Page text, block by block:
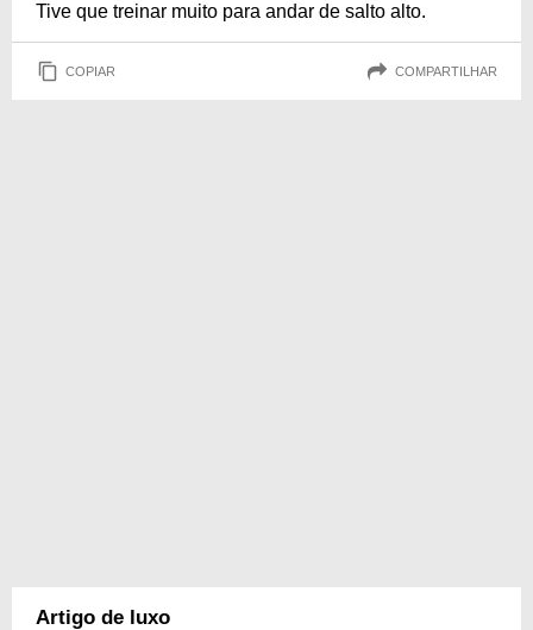
Tive que treinar muito para andar de salto alto.
COPIAR COMPARTILHAR
Artigo de luxo